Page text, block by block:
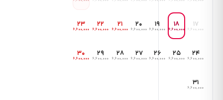
۱۷
۶٬۶۰۰٬۰۰۰
۱۸
۶٬۶۰۰٬۰۰۰
۱۹
۶٬۶۰۰٬۰۰۰
۲۰
۶٬۶۰۰٬۰۰۰
۲۱
۶٬۶۰۰٬۰۰۰
۲۲
۶٬۶۰۰٬۰۰۰
۲۳
۶٬۶۰۰٬۰۰۰
۲۴
۶٬۶۰۰٬۰۰۰
۲۵
۶٬۶۰۰٬۰۰۰
۲۶
۶٬۶۰۰٬۰۰۰
۲۷
۶٬۶۰۰٬۰۰۰
۲۸
۶٬۶۰۰٬۰۰۰
۲۹
۶٬۶۰۰٬۰۰۰
۳۰
۶٬۶۰۰٬۰۰۰
۳۱
۶٬۶۰۰٬۰۰۰